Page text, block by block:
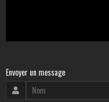
Envoyer un message